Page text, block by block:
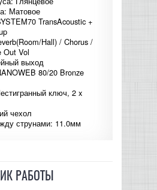
Матовое
TransAcoustic +
Hall) / Chorus /
Out Vol
выход
80/20 Bronze
ключ, 2 x
чехол
струнами: 11.0мм
РАБОТЫ